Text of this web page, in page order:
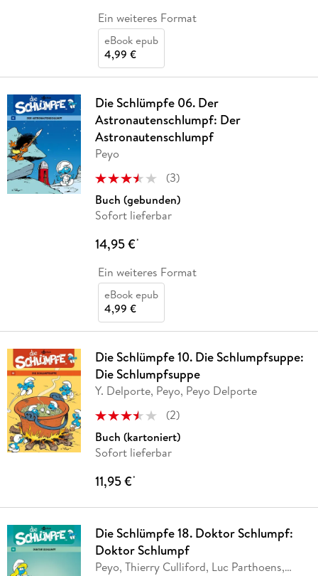
Ein weiteres Format
eBook epub
4,99 €
Die Schlümpfe 06. Der
Astronautenschlumpf: Der
Astronautenschlumpf
Peyo
(3)
Buch (gebunden)
Sofort lieferbar
14,95 €*
Ein weiteres Format
eBook epub
4,99 €
Die Schlümpfe 10. Die Schlumpfsuppe:
Die Schlumpfsuppe
Y. Delporte, Peyo, Peyo Delporte
(2)
Buch (kartoniert)
Sofort lieferbar
11,95 €*
Die Schlümpfe 18. Doktor Schlumpf:
Doktor Schlumpf
Peyo, Thierry Culliford, Luc Parthoens,